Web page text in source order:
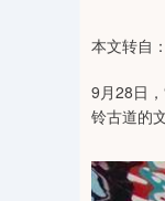
本文转自
9月28日
铃古道的